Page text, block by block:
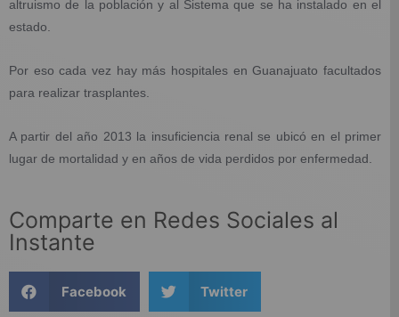
altruismo de la población y al Sistema que se ha instalado en el
estado.
Por eso cada vez hay más hospitales en Guanajuato facultados
para realizar trasplantes.
A partir del año 2013 la insuficiencia renal se ubicó en el primer
lugar de mortalidad y en años de vida perdidos por enfermedad.
Comparte en Redes Sociales al
Instante
Facebook Twitter